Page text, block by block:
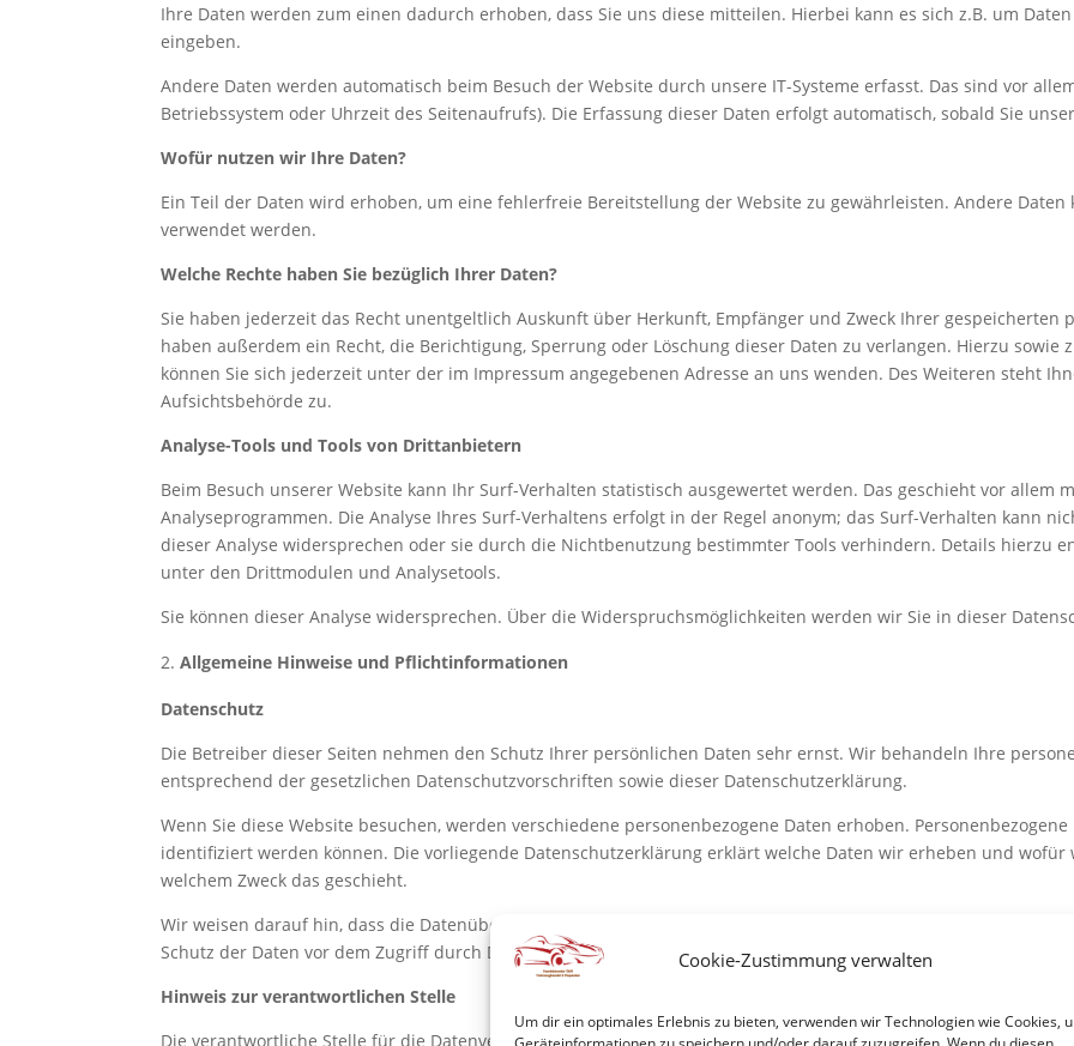
Cookie-Zustimmung verwalten
Um dir ein optimales Erlebnis zu bieten, verwenden wir Technologien wie Cookies,
Ihre Daten werden zum einen dadurch erhoben, dass Sie uns diese mitteilen. Hierbei kann es sich z.B. um
eingeben.
Andere Daten werden automatisch beim Besuch der Website durch unsere IT-Systeme erfasst. Das sind vor
Betriebssystem oder Uhrzeit des Seitenaufrufs). Die Erfassung dieser Daten erfolgt automatisch, sobald Sie
Wofür nutzen wir Ihre Daten?
Ein Teil der Daten wird erhoben, um eine fehlerfreie Bereitstellung der Website zu gewährleisten. Andere
verwendet werden.
Welche Rechte haben Sie bezüglich Ihrer Daten?
Sie haben jederzeit das Recht unentgeltlich Auskunft über Herkunft, Empfänger und Zweck Ihrer gespeicherten
haben außerdem ein Recht, die Berichtigung, Sperrung oder Löschung dieser Daten zu verlangen. Hierzu sowie
können Sie sich jederzeit unter der im Impressum angegebenen Adresse an uns wenden. Des Weiteren steht
Aufsichtsbehörde zu.
Analyse-Tools und Tools von Drittanbietern
Beim Besuch unserer Website kann Ihr Surf-Verhalten statistisch ausgewertet werden. Das geschieht vor allem
Analyseprogrammen. Die Analyse Ihres Surf-Verhaltens erfolgt in der Regel anonym; das Surf-Verhalten kann
dieser Analyse widersprechen oder sie durch die Nichtbenutzung bestimmter Tools verhindern. Details hierzu
unter den Drittmodulen und Analysetools.
Sie können dieser Analyse widersprechen. Über die Widerspruchsmöglichkeiten werden wir Sie in dieser
Allgemeine Hinweise und Pflichtinformationen
Datenschutz
Die Betreiber dieser Seiten nehmen den Schutz Ihrer persönlichen Daten sehr ernst. Wir behandeln Ihre
entsprechend der gesetzlichen Datenschutzvorschriften sowie dieser Datenschutzerklärung.
Wenn Sie diese Website besuchen, werden verschiedene personenbezogene Daten erhoben.
identifiziert werden können. Die vorliegende Datenschutzerklärung erklärt welche Daten wir erheben und
welchem Zweck das geschieht.
Wir weisen darauf hin, dass die Datenübertragung im Internet (z.B. bei der Kommunikation per E-Mail)
Schutz der Daten vor dem Zugriff durch Dritte ist nicht möglich.
Hinweis zur verantwortlichen Stelle
Die verantwortliche Stelle für die Datenverarbeitung auf dieser Website ist: